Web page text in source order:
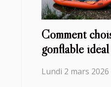
Comment
gonflable
Lundi 2 mars 2026